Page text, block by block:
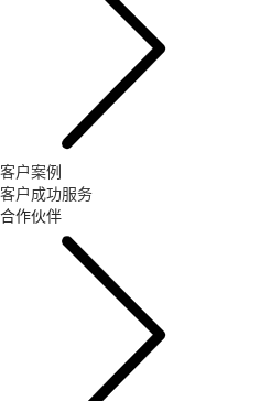
客户案例
客户成功服务
合作伙伴